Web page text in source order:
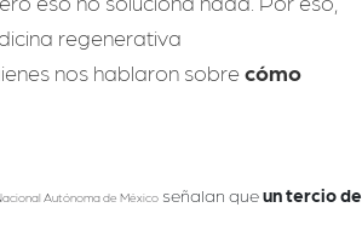
regenerativa
nos hablaron sobrecómo
Autónoma de México señalan queun tercio de